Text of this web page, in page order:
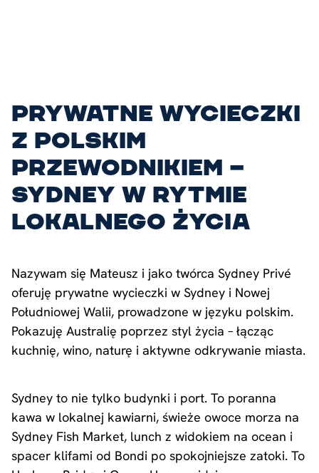
Prywatne wycieczki
z polskim
przewodnikiem –
Sydney w rytmie
lokalnego życia
Nazywam się Mateusz i jako twórca Sydney Privé
oferuję prywatne wycieczki w Sydney i Nowej
Południowej Walii, prowadzone w języku polskim.
Pokazuję Australię poprzez styl życia – łącząc
kuchnię, wino, naturę i aktywne odkrywanie miasta.
Sydney to nie tylko budynki i port. To poranna
kawa w lokalnej kawiarni, świeże owoce morza na
Sydney Fish Market, lunch z widokiem na ocean i
spacer klifami od Bondi po spokojniejsze zatoki. To